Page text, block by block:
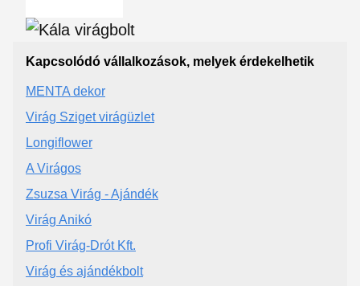
Kapcsolódó vállalkozások, melyek érdekelhetik
MENTA dekor
Virág Sziget virágüzlet
Longiflower
A Virágos
Zsuzsa Virág - Ajándék
Virág Anikó
Profi Virág-Drót Kft.
Virág és ajándékbolt